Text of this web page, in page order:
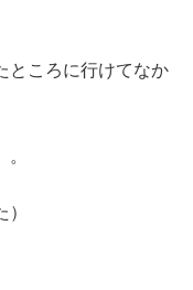
ところに行けてなか